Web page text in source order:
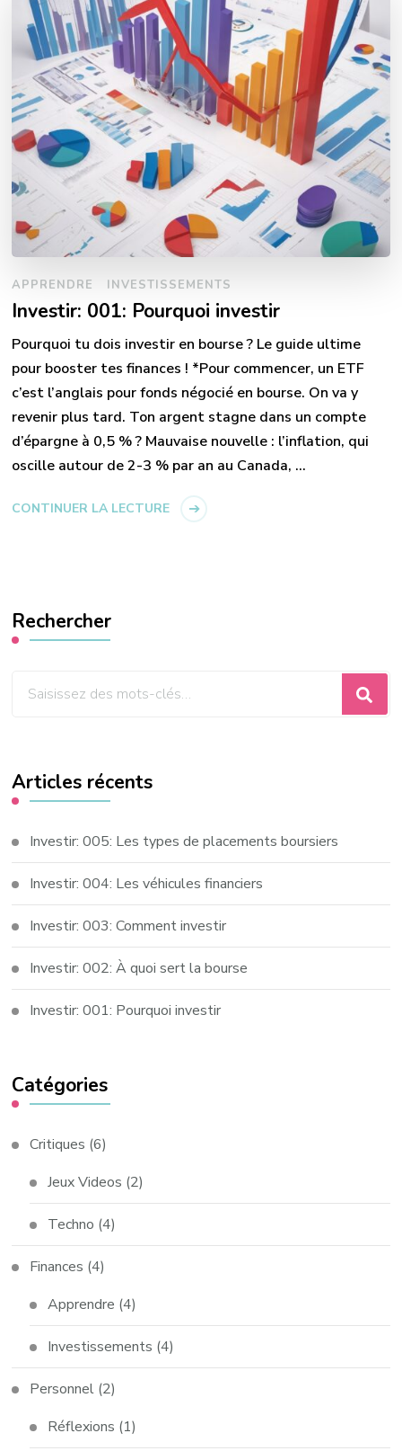
APPRENDRE INVESTISSEMENTS
Investir: 001: Pourquoi investir
Pourquoi tu dois investir en bourse ? Le guide ultime
pour booster tes finances ! *Pour commencer, un ETF
c’est l’anglais pour fonds négocié en bourse. On va y
revenir plus tard. Ton argent stagne dans un compte
d’épargne à 0,5 % ? Mauvaise nouvelle : l’inflation, qui
oscille autour de 2-3 % par an au Canada, …
CONTINUER LA LECTURE
Rechercher
?
Articles récents
Investir: 005: Les types de placements boursiers
Investir: 004: Les véhicules financiers
Investir: 003: Comment investir
Investir: 002: À quoi sert la bourse
Investir: 001: Pourquoi investir
Catégories
Critiques (6)
Jeux Videos (2)
Techno (4)
Finances (4)
Apprendre (4)
Investissements (4)
Personnel (2)
Réflexions (1)